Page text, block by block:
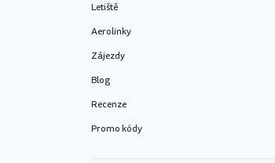
Letiště
Aerolinky
Zájezdy
Blog
Recenze
Promo kódy